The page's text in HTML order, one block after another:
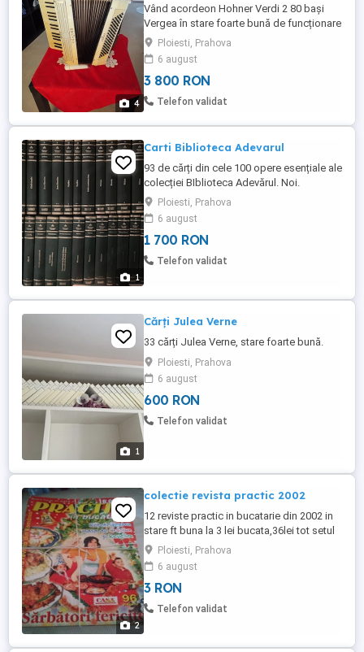
4
Vând acordeon Hohner Verdi 2 80 bași
Vergea în stare foarte bună de funcționare
compresie maxima acordat 8 80 ,prețul
este negociabil, detalii la telefon , predare
personală în Ploiești. La cerere pot pune
clip video
Ploiesti, Prahova
6 august
3 800 RON
Telefon validat
1
Carti Biblioteca Adevarul
93 de cărți din cele 100 opere esențiale ale
colecției BIblioteca Adevărul. Noi.
Ploiesti, Prahova
6 august
1 700 RON
Telefon validat
1
Cărți Julea Verne
33 cărți Julea Verne, stare foarte bună.
Ploiesti, Prahova
6 august
600 RON
Telefon validat
2
colectie revista practic 2002
12 reviste practic in bucatarie din 2002 in
stare ft buna la 3 lei bucata,36lei tot setul
Ploiesti, Prahova
6 august
3 RON
Telefon validat